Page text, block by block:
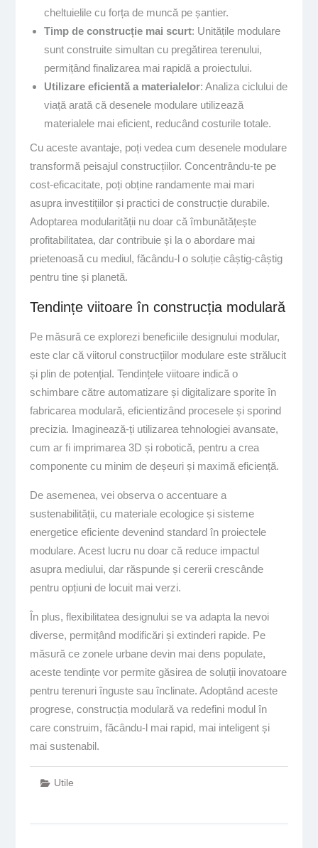
cheltuielile cu forța de muncă pe șantier.
Timp de construcție mai scurt: Unitățile modulare
sunt construite simultan cu pregătirea terenului,
permițând finalizarea mai rapidă a proiectului.
Utilizare eficientă a materialelor: Analiza ciclului de
viață arată că desenele modulare utilizează
materialele mai eficient, reducând costurile totale.
Cu aceste avantaje, poți vedea cum desenele modulare
transformă peisajul construcțiilor. Concentrându-te pe
cost-eficacitate, poți obține randamente mai mari
asupra investițiilor și practici de construcție durabile.
Adoptarea modularității nu doar că îmbunătățește
profitabilitatea, dar contribuie și la o abordare mai
prietenoasă cu mediul, făcându-l o soluție câștig-câștig
pentru tine și planetă.
Tendințe viitoare în construcția modulară
Pe măsură ce explorezi beneficiile designului modular,
este clar că viitorul construcțiilor modulare este strălucit
și plin de potențial. Tendințele viitoare indică o
schimbare către automatizare și digitalizare sporite în
fabricarea modulară, eficientizând procesele și sporind
precizia. Imaginează-ți utilizarea tehnologiei avansate,
cum ar fi imprimarea 3D și robotică, pentru a crea
componente cu minim de deșeuri și maximă eficiență.
De asemenea, vei observa o accentuare a
sustenabilității, cu materiale ecologice și sisteme
energetice eficiente devenind standard în proiectele
modulare. Acest lucru nu doar că reduce impactul
asupra mediului, dar răspunde și cererii crescânde
pentru opțiuni de locuit mai verzi.
În plus, flexibilitatea designului se va adapta la nevoi
diverse, permițând modificări și extinderi rapide. Pe
măsură ce zonele urbane devin mai dens populate,
aceste tendințe vor permite găsirea de soluții inovatoare
pentru terenuri înguste sau înclinate. Adoptând aceste
progrese, construcția modulară va redefini modul în
care construim, făcându-l mai rapid, mai inteligent și
mai sustenabil.
Utile